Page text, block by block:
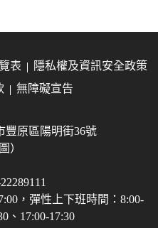
表
隱私權及資訊安全政策
無障礙宣告
豐原區陽明街36號
）
，彈性上下班時間：8:00-
、17:00-17:30